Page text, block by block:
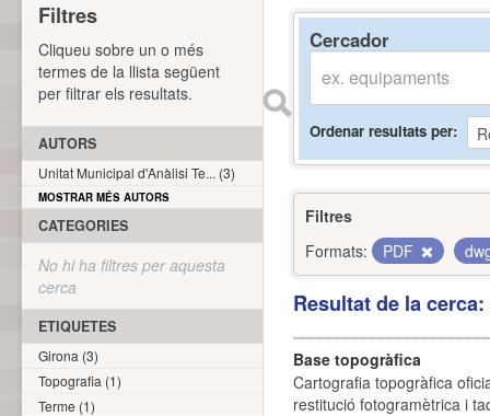
Cercador
Ordenar resultats per
Filtres
Formats:
PDF
Resultat de la
Base topogràfica
Cartografia topogràfica
restitució fotogramètrica i
Filtres
Cliqueu sobre un o més
termes de la llista següent
per filtrar els resultats.
AUTORS
Unitat Municipal d'Anàlisi Te... (3)
MOSTRAR MÉS AUTORS
CATEGORIES
No hi ha filtres per aquesta
cerca
ETIQUETES
Girona (3)
Topografia (1)
Terme (1)